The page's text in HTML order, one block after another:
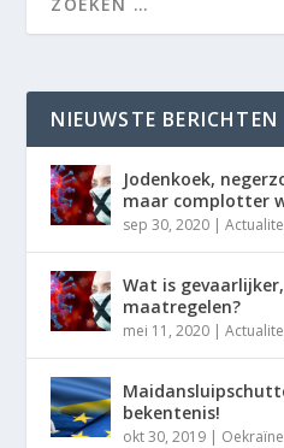
NIEUWSTE BERICHTEN
Jodenkoek,
maar complotter
sep 30, 2020 |
Wat is
maatregelen?
mei 11, 2020 |
bekentenis!
okt 30, 2019 | Oekraïne